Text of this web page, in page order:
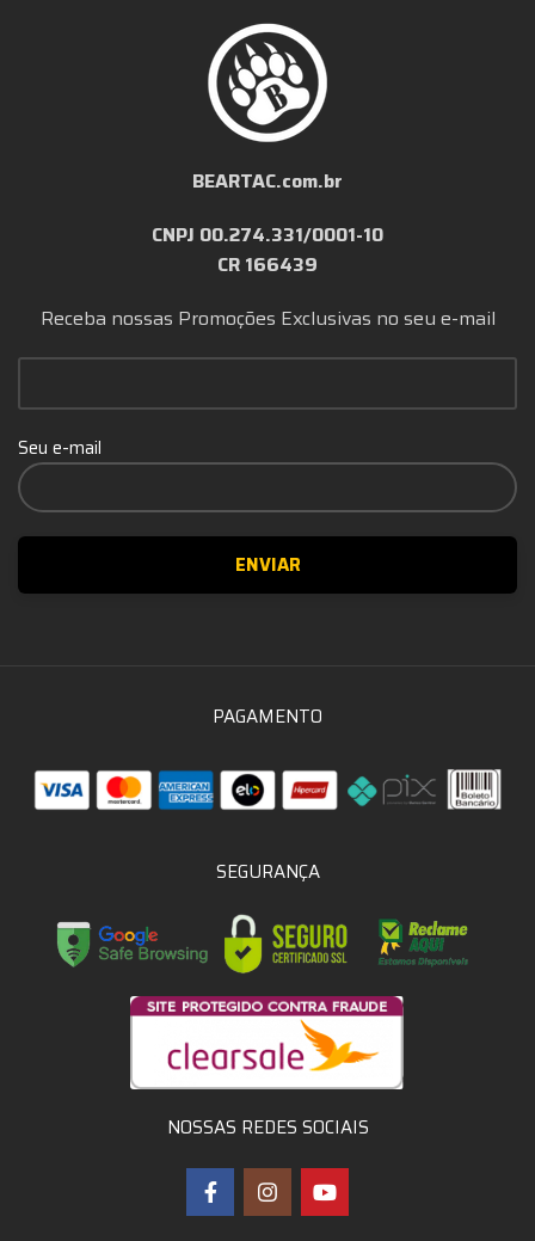
BEARTAC.com.br
CNPJ 00.274.331/0001-10
CR 166439
Receba nossas Promoções Exclusivas no seu e-mail
Seu e-mail
PAGAMENTO
SEGURANÇA
NOSSAS REDES SOCIAIS